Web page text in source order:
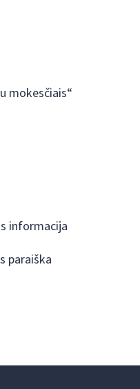
mokesčiais“
informacija
paraiška